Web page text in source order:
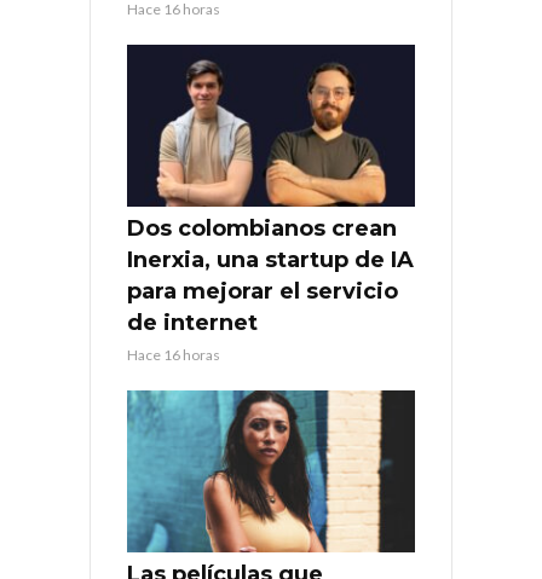
Hace 16 horas
Dos colombianos crean
Inerxia, una startup de IA
para mejorar el servicio
de internet
Hace 16 horas
Las películas que